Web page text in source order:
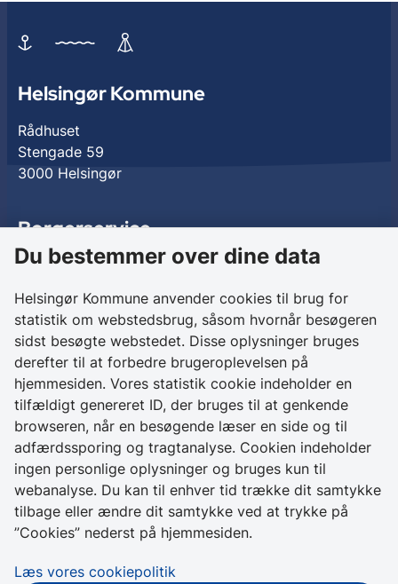
Helsingør Kommune
Rådhuset
Stengade 59
3000 Helsingør
Borgerservice
Birkedalsvej 27
Kontakt os
+ 45 49 28 28 28
CVR 64 50 20 18
Skriv sikkert til
Helsingør Kommune
Genveje
Du bestemmer over dine data
Helsingør Kommune anvender cookies til brug for
statistik om webstedsbrug, såsom hvornår besøgeren
sidst besøgte webstedet. Disse oplysninger bruges
derefter til at forbedre brugeroplevelsen på
hjemmesiden. Vores statistik cookie indeholder en
tilfældigt genereret ID, der bruges til at genkende
browseren, når en besøgende læser en side og til
adfærdssporing og tragtanalyse. Cookien indeholder
ingen personlige oplysninger og bruges kun til
webanalyse. Du kan til enhver tid trække dit samtykke
tilbage eller ændre dit samtykke ved at trykke på
”Cookies” nederst på hjemmesiden.
Læs vores cookiepolitik